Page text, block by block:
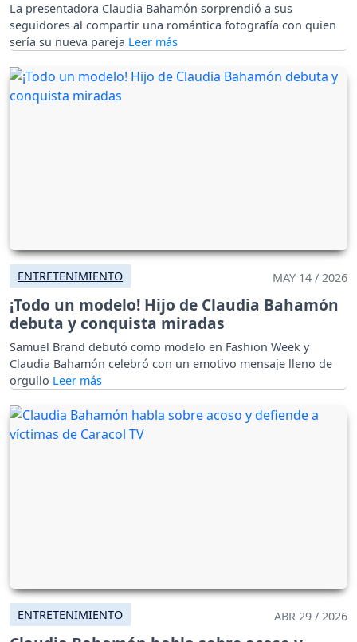
La presentadora Claudia Bahamón sorprendió a sus
seguidores al compartir una romántica fotografía con quien
sería su nueva pareja
ENTRETENIMIENTO MAY 14 / 2026
¡Todo un modelo! Hijo de Claudia Bahamón
debuta y conquista miradas
Samuel Brand debutó como modelo en Fashion Week y
Claudia Bahamón celebró con un emotivo mensaje lleno de
orgullo
ENTRETENIMIENTO ABR 29 / 2026